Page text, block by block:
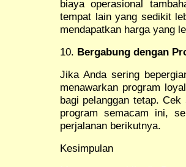
biaya operasional
tempat lain yang sedikit
mendapatkan harga yang
10. Bergabung dengan
Jika Anda sering
menawarkan program
bagi pelanggan tetap.
program semacam ini,
perjalanan berikutnya.
Kesimpulan